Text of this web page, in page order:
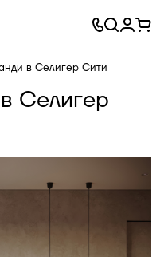
в Селигер Сити
Селигер